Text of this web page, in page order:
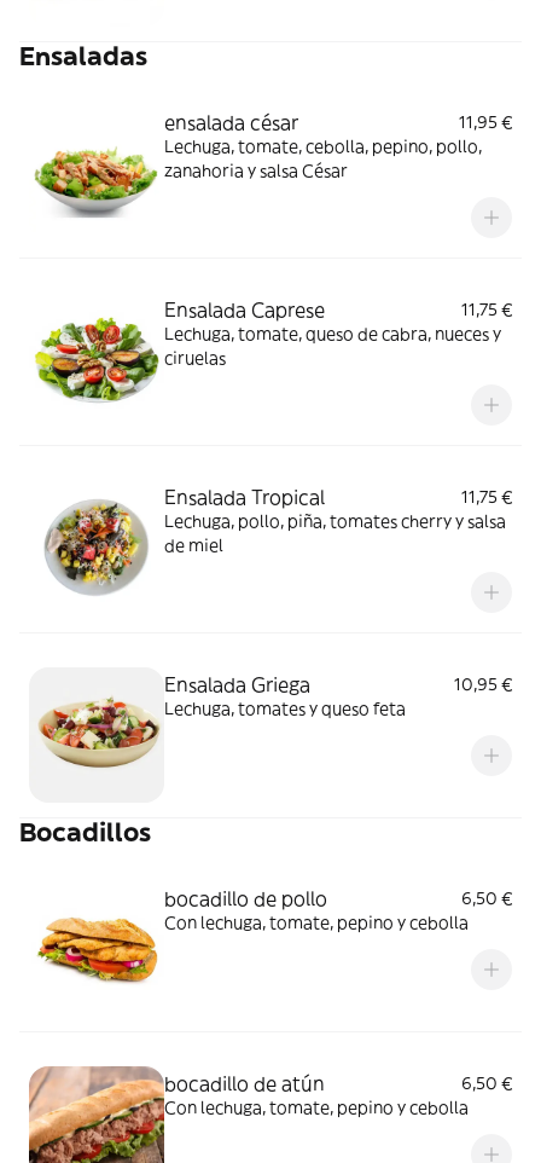
Ensaladas
ensalada césar
11,95 €
Lechuga, tomate, cebolla, pepino, pollo,
zanahoria y salsa César
Ensalada Caprese
11,75 €
Lechuga, tomate, queso de cabra, nueces y
ciruelas
Ensalada Tropical
11,75 €
Lechuga, pollo, piña, tomates cherry y salsa
de miel
Ensalada Griega
10,95 €
Lechuga, tomates y queso feta
Bocadillos
bocadillo de pollo
6,50 €
Con lechuga, tomate, pepino y cebolla
bocadillo de atún
6,50 €
Con lechuga, tomate, pepino y cebolla